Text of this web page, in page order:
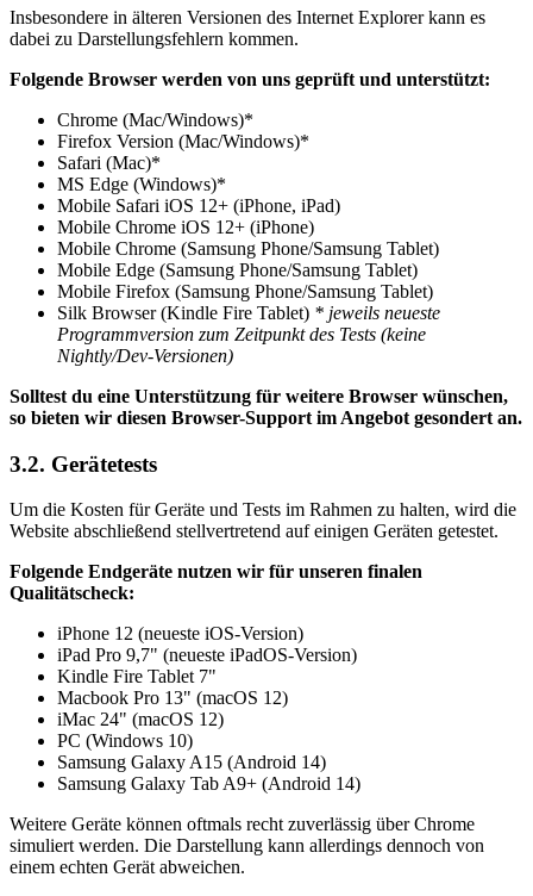
Insbesondere in älteren Versionen des Internet Explorer kann es
dabei zu Darstellungsfehlern kommen.
Folgende Browser werden von uns geprüft und unterstützt:
Chrome (Mac/Windows)*
Firefox Version (Mac/Windows)*
Safari (Mac)*
MS Edge (Windows)*
Mobile Safari iOS 12+ (iPhone, iPad)
Mobile Chrome iOS 12+ (iPhone)
Mobile Chrome (Samsung Phone/Samsung Tablet)
Mobile Edge (Samsung Phone/Samsung Tablet)
Mobile Firefox (Samsung Phone/Samsung Tablet)
Silk Browser (Kindle Fire Tablet) * jeweils neueste
Programmversion zum Zeitpunkt des Tests (keine
Nightly/Dev-Versionen)
Solltest du eine Unterstützung für weitere Browser wünschen,
so bieten wir diesen Browser-Support im Angebot gesondert an.
3.2. Gerätetests
Um die Kosten für Geräte und Tests im Rahmen zu halten, wird die
Website abschließend stellvertretend auf einigen Geräten getestet.
Folgende Endgeräte nutzen wir für unseren finalen
Qualitätscheck:
iPhone 12 (neueste iOS-Version)
iPad Pro 9,7" (neueste iPadOS-Version)
Kindle Fire Tablet 7"
Macbook Pro 13" (macOS 12)
iMac 24" (macOS 12)
PC (Windows 10)
Samsung Galaxy A15 (Android 14)
Samsung Galaxy Tab A9+ (Android 14)
Weitere Geräte können oftmals recht zuverlässig über Chrome
simuliert werden. Die Darstellung kann allerdings dennoch von
einem echten Gerät abweichen.